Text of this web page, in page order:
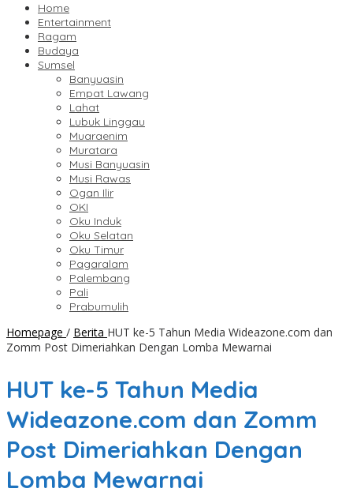
Home
Entertainment
Ragam
Budaya
Sumsel
Banyuasin
Empat Lawang
Lahat
Lubuk Linggau
Muaraenim
Muratara
Musi Banyuasin
Musi Rawas
Ogan Ilir
OKI
Oku Induk
Oku Selatan
Oku Timur
Pagaralam
Palembang
Pali
Prabumulih
Homepage / Berita HUT ke-5 Tahun Media Wideazone.com dan
Zomm Post Dimeriahkan Dengan Lomba Mewarnai
HUT ke-5 Tahun Media
Wideazone.com dan Zomm
Post Dimeriahkan Dengan
Lomba Mewarnai